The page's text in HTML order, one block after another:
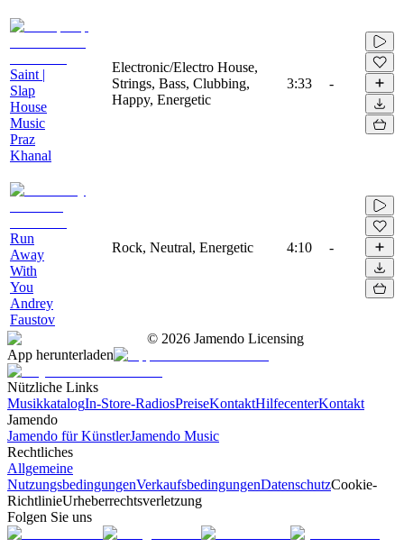
Saint |
Slap
House
Music
Praz
Khanal
Electronic/Electro House,
Strings, Bass, Clubbing,
Happy, Energetic
3:33 -
Run
Away
With
You
Andrey
Faustov
Rock, Neutral, Energetic 4:10 -
© 2026 Jamendo Licensing
App herunterladen
Nützliche Links
MusikkatalogIn-Store-RadiosPreiseKontaktHilfecenterKontakt
Jamendo
Jamendo für KünstlerJamendo Music
Rechtliches
Allgemeine
NutzungsbedingungenVerkaufsbedingungenDatenschutzCookie-
RichtlinieUrheberrechtsverletzung
Folgen Sie uns